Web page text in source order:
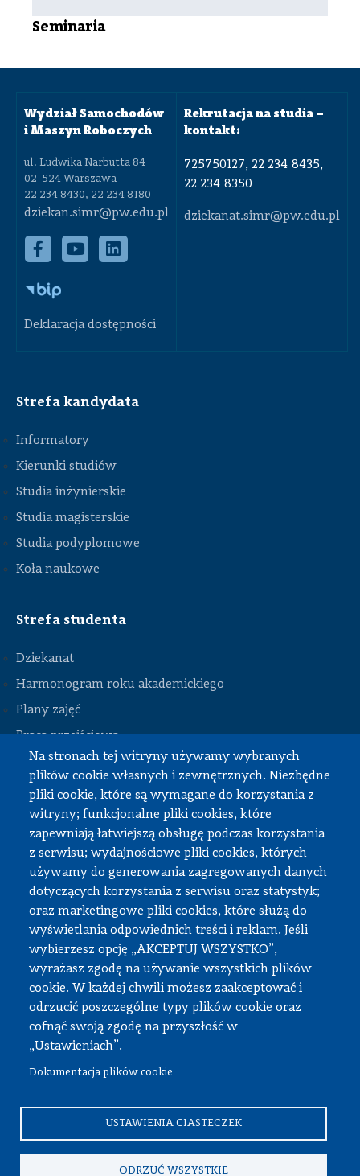
Na stronach tej witryny używamy wybranych
plików cookie własnych i zewnętrznych. Niezbędne
pliki cookie, które są wymagane do korzystania z
witryny; funkcjonalne pliki cookies, które
zapewniają łatwiejszą obsługę podczas korzystania
z serwisu; wydajnościowe pliki cookies, których
używamy do generowania zagregowanych danych
dotyczących korzystania z serwisu oraz statystyk;
oraz marketingowe pliki cookies, które służą do
wyświetlania odpowiednich treści i reklam. Jeśli
wybierzesz opcję „AKCEPTUJ WSZYSTKO”,
wyrażasz zgodę na używanie wszystkich plików
cookie. W każdej chwili możesz zaakceptować i
odrzucić poszczególne typy plików cookie oraz
cofnąć swoją zgodę na przyszłość w
„Ustawieniach”.
Dokumentacja plików cookie
USTAWIENIA CIASTECZEK
ODRZUĆ WSZYSTKIE
Seminaria
Wydział Samochodów
i Maszyn Roboczych
ul. Ludwika Narbutta 84
02-524 Warszawa
22 234 8430, 22 234 8180
dziekan.simr@pw.edu.pl
Deklaracja dostępności
Rekrutacja na studia –
kontakt:
725750127, 22 234 8435,
22 234 8350
dziekanat.simr@pw.edu.pl
STOPKA
Strefa kandydata
Informatory
Kierunki studiów
Studia inżynierskie
Studia magisterskie
Studia podyplomowe
Koła naukowe
Strefa studenta
Dziekanat
Harmonogram roku akademickiego
Plany zajęć
Praca przejściowa
Praca dyplomowa
Praktyki studenckie
Dokumenty do pobrania
Strefa pracownika
APD
SAP PW
Intranet
Sprawy socjalne
Repozytorium
Wydział Samochodów i Maszyn Roboczych